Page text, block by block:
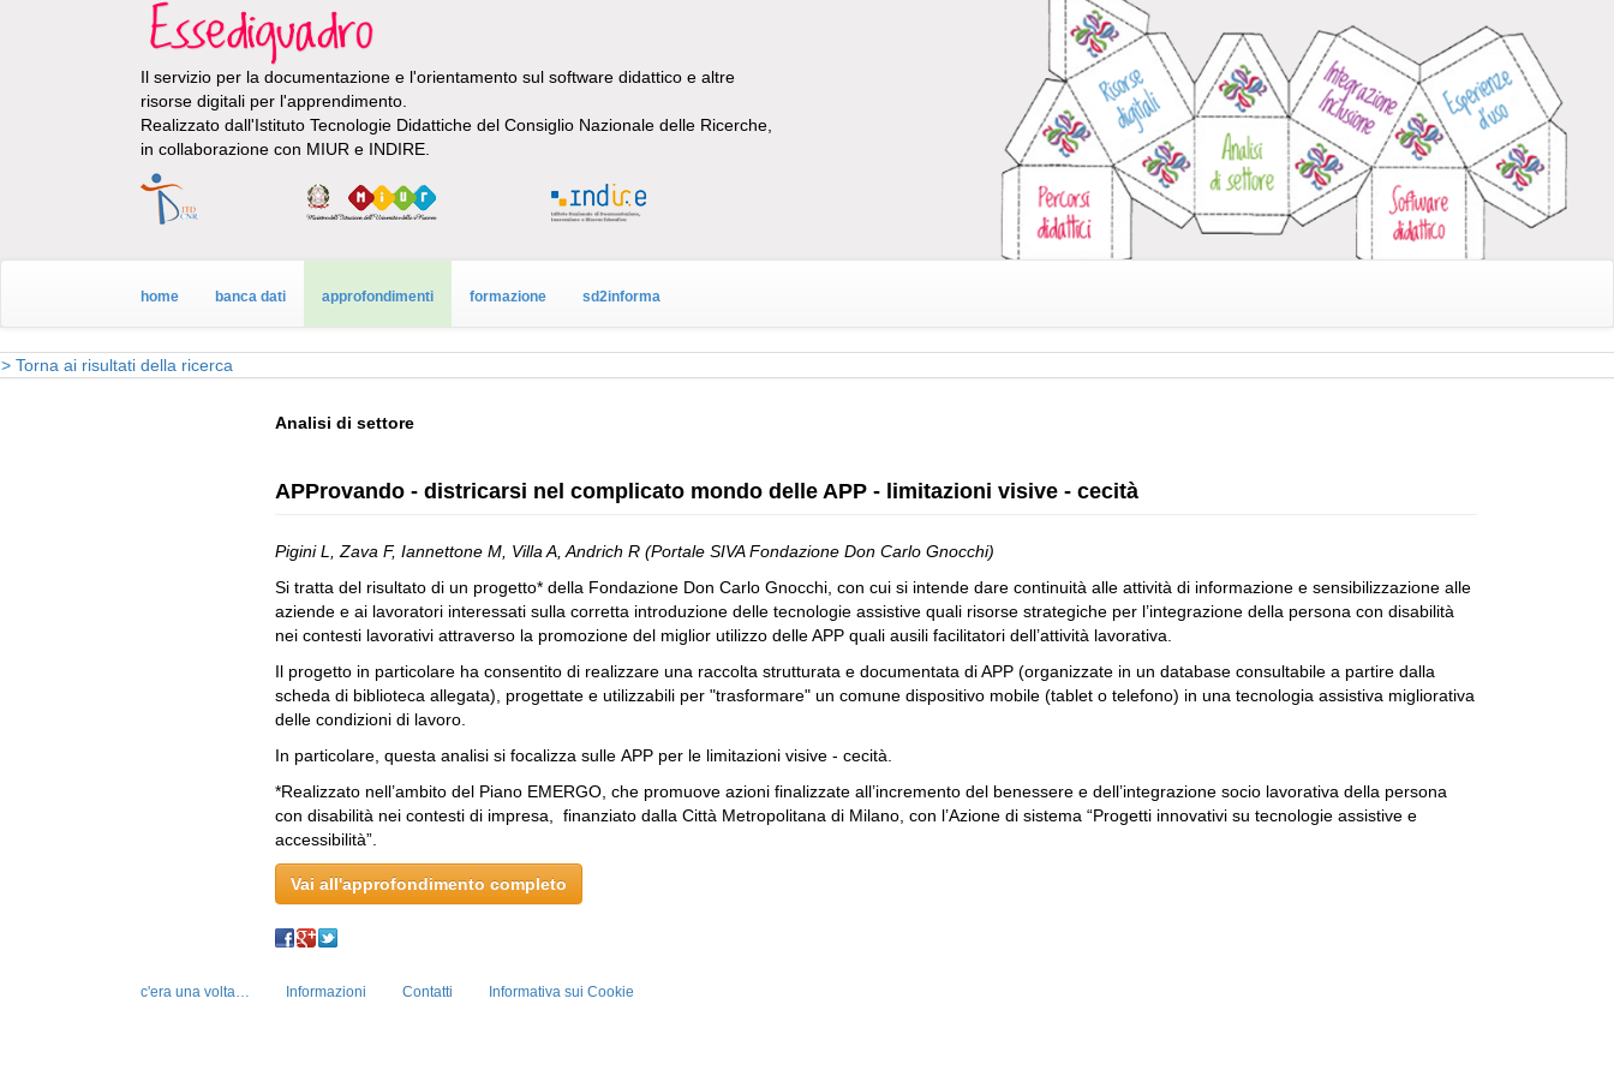
Il servizio per la documentazione e l'orientamento sul software didattico e altre
risorse digitali per l'apprendimento.
Realizzato dall'Istituto Tecnologie Didattiche del Consiglio Nazionale delle Ricerche,
in collaborazione con MIUR e INDIRE.
home banca dati approfondimenti formazione sd2informa
> Torna ai risultati della ricerca
Analisi di settore
APProvando - districarsi nel complicato mondo delle APP - limitazioni visive - cecità
Pigini L, Zava F, Iannettone M, Villa A, Andrich R (Portale SIVA Fondazione Don Carlo Gnocchi)
Si tratta del risultato di un progetto* della Fondazione Don Carlo Gnocchi, con cui si intende dare continuità alle attività di informazione e sensibilizzazione alle
aziende e ai lavoratori interessati sulla corretta introduzione delle tecnologie assistive quali risorse strategiche per l’integrazione della persona con disabilità
nei contesti lavorativi attraverso la promozione del miglior utilizzo delle APP quali ausili facilitatori dell’attività lavorativa.
Il progetto in particolare ha consentito di realizzare una raccolta strutturata e documentata di APP (organizzate in un database consultabile a partire dalla
scheda di biblioteca allegata), progettate e utilizzabili per "trasformare" un comune dispositivo mobile (tablet o telefono) in una tecnologia assistiva migliorativa
delle condizioni di lavoro.
In particolare, questa analisi si focalizza sulle APP per le limitazioni visive - cecità.
*Realizzato nell’ambito del Piano EMERGO, che promuove azioni finalizzate all’incremento del benessere e dell’integrazione socio lavorativa della persona
con disabilità nei contesti di impresa, finanziato dalla Città Metropolitana di Milano, con l’Azione di sistema “Progetti innovativi su tecnologie assistive e
accessibilità”.
Vai all'approfondimento completo
c'era una volta… Informazioni Contatti Informativa sui Cookie